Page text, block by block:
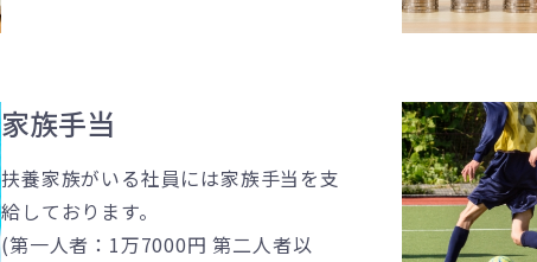
家族手当
扶養家族がいる社員には家族手当を支
給しております。
(第一人者：1万7000円 第二人者以